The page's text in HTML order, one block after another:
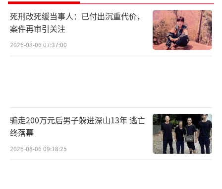
死刑改死缓当事人：已付出沉重代价，
案件再审引关注
2026-08-06 07:37:00
骗走200万元后男子躲进深山13年 逃亡
终落幕
2026-08-06 09:18:25